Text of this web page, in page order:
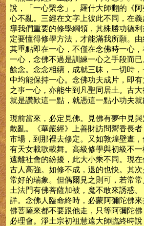
說，「一心繫念」。羅什大師翻的《
心不亂。三經在文字上彼此不同，在
導我們重要的修學綱領，其殊勝功德
定要懂得修學方法，才能滿我所願。由
其重點即在一心，不僅在念佛時一心
一心，念佛不過是訓練一心之手段而
餘念。念念相續，成就三昧，一切時
中均能保持一心。念佛功夫成片，即
之事一心，亦能生到凡聖同居土。古大
就是讚歎這一點，就憑這一點小功夫就
現前當來，必定見佛。見佛有夢中見
散亂。《華嚴經》上善財訪問鬻香長
市場，到那裡去修定。又如敦煌壁晝
有天女載歌載舞。高級修學與初級不
遠離社會的紛擾，此大小乘不同。現
古人高強。如修不成，退的也快。其
常好的瑞象。但偶爾見之則可，若常
土法門有佛菩薩加被，魔不敢來誘惑
詳。念佛人臨命終時，必蒙阿彌陀佛
佛菩薩來都不要跟他走，只等阿彌陀
必理會。淨土宗初祖慧遠大師臨終時